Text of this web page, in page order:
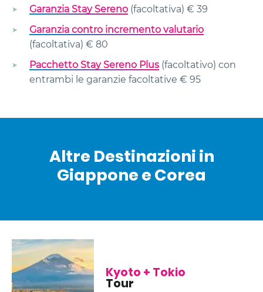
Garanzia Stay Sereno (facoltativa) € 39
Garanzia contro incremento valutario
(facoltativa) € 80
Pacchetto Stay Sereno Plus (facoltativo) con
entrambi le garanzie facoltative € 95
Altre Destinazioni in
Giappone e Corea
Kyoto + Tokio
Tour